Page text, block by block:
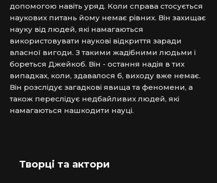
допомогою навіть уряд. Коли справа стосується
наукових питань йому немає рівних. Він захищає
науку від людей, які намагаються
використовувати наукові відкриття заради
власної вигоди. З такими жадібними людьми і
бореться Джейкоб. Він - остання надія в тих
випадках, коли, здавалося б, виходу вже немає.
Він розслідує загадкові явища та феномени, а
також переслідує недбайливих людей, які
намагаються нашкодити науці.
Творці та актори